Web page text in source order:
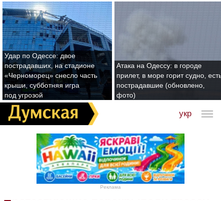
Удар по Одессе: двое
пострадавших, на стадионе
«Черноморец» снесло часть
крыши, субботняя игра
под угрозой
Атака на Одессу: в городе
прилет, в море горит судно,
пострадавшие (обновлено,
фото)
укр
Реклама